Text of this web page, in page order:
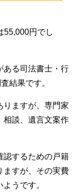
55,000円でし
る司法書士・行
結果です。
りますが、専門家
相談、遺言文案作
認するための戸籍
ますが、その実費
うです。